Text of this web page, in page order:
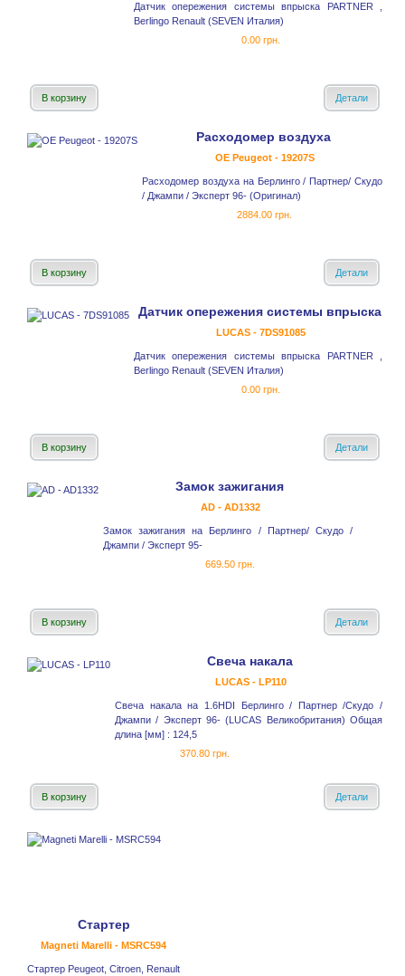
Датчик опережения системы впрыска PARTNER ,
Berlingo Renault (SEVEN Италия)
0.00 грн.
В корзину Детали
Расходомер воздуха
OE Peugeot - 19207S
Расходомер воздуха на Берлинго / Партнер/ Скудо
/ Джампи / Эксперт 96- (Оригинал)
2884.00 грн.
В корзину Детали
Датчик опережения системы впрыска
LUCAS - 7DS91085
Датчик опережения системы впрыска PARTNER ,
Berlingo Renault (SEVEN Италия)
0.00 грн.
В корзину Детали
Замок зажигания
AD - AD1332
Замок зажигания на Берлинго / Партнер/ Скудо /
Джампи / Эксперт 95-
669.50 грн.
В корзину Детали
Свеча накала
LUCAS - LP110
Свеча накала на 1.6HDI Берлинго / Партнер /Скудо /
Джампи / Эксперт 96- (LUCAS Великобритания) Общая
длина [мм] : 124,5
370.80 грн.
В корзину Детали
Стартер
Magneti Marelli - MSRC594
Стартер Peugeot, Citroen, Renault